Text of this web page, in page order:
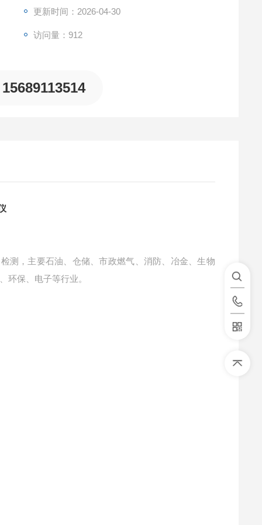
更新时间：2026-04-30
访问量：912
15689113514
测，主要石油、仓储、市政燃气、消防、冶金、生物
环保、电子等行业。